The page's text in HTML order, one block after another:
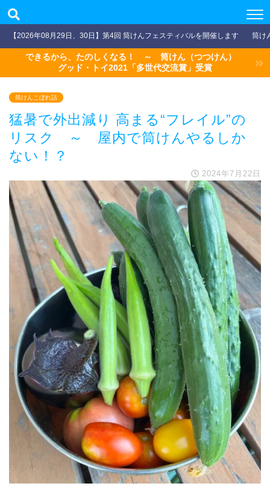
【2026年08月29日、30日】第4回 筒けんフェスティバルを開催します 筒け
できるから、たのしくなる！ ～ 筒けん（つつけん）
グッド・トイ2021「多世代交流賞」受賞
筒けんこぼれ話
猛暑で外出減り 高まる“フレイル”の
リスク ～ 屋内で筒けんやるしか
ない！？
2024年7月22日